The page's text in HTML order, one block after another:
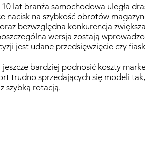
lat branża samochodowa uległa
nacisk na szybkość obrotów
bezwzględna konkurencja
wersja zostają
jest udane przedsięwzięcie czy
jeszcze bardziej podnosić koszty
trudno sprzedających się modeli
szybką rotacją.